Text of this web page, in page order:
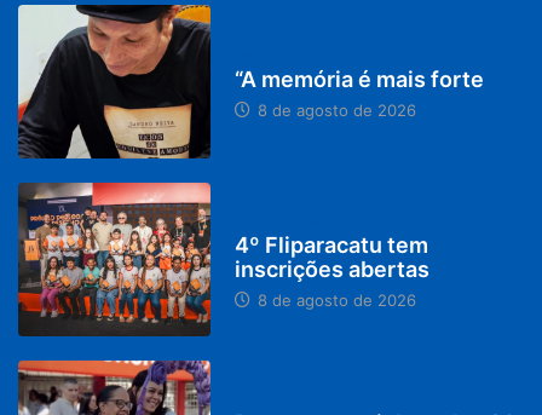
“A memória é mais forte
8 de agosto de 2026
4º Fliparacatu tem
inscrições abertas
8 de agosto de 2026